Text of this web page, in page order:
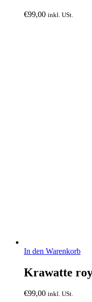
€99,00 inkl. USt.
In den Warenkorb
Krawatte
€99,00 inkl. USt.